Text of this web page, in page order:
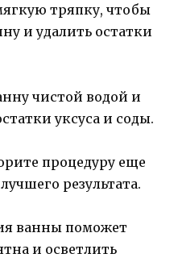
тряпку, чтобы
и удалить остатки
чистой водой и
уксуса и соды.
процедуру еще
результата.
ванны поможет
и осветлить